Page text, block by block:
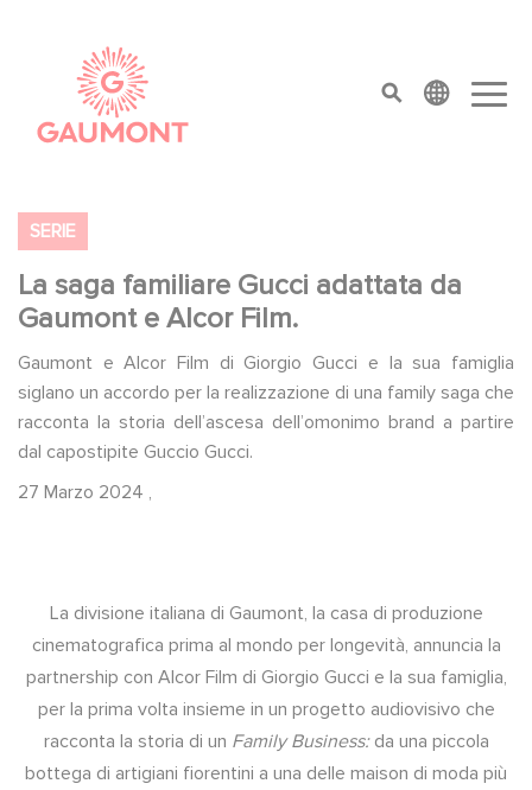
top menu
SERIE
La saga familiare Gucci adattata da
Gaumont e Alcor Film.
Gaumont e Alcor Film di Giorgio Gucci e la sua famiglia
siglano un accordo per la realizzazione di una family saga che
racconta la storia dell’ascesa dell’omonimo brand a partire
dal capostipite Guccio Gucci.
27 Marzo 2024 ,
La divisione italiana di Gaumont, la casa di produzione
cinematografica prima al mondo per longevità, annuncia la
partnership con Alcor Film di Giorgio Gucci e la sua famiglia,
per la prima volta insieme in un progetto audiovisivo che
racconta la storia di un Family Business: da una piccola
bottega di artigiani fiorentini a una delle maison di moda più